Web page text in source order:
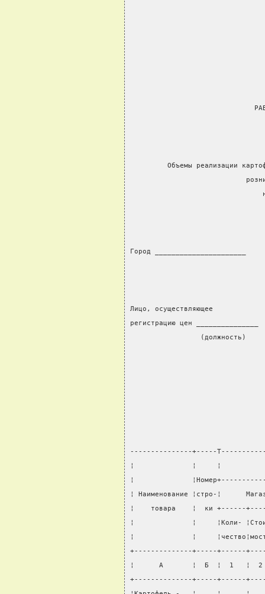
Объемы реализации
Город ______________________
Лицо, осуществляющее
регистрацию цен
(должность)
---------------+-----
¦              ¦     ¦
¦
¦ Наименование ¦стро-¦
¦    товара    ¦  ки +------
¦              ¦     ¦Коли- ¦Стои-
¦              ¦     ¦чество¦мость¦
+--------------+-----+------
¦      А       ¦  Б  ¦  1   ¦  2
+--------------+-----+------